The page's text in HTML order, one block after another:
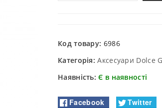
Код товару: 6986
Категорія:Аксесуари Dolce
Наявність:Є в наявності
Facebook Twitter